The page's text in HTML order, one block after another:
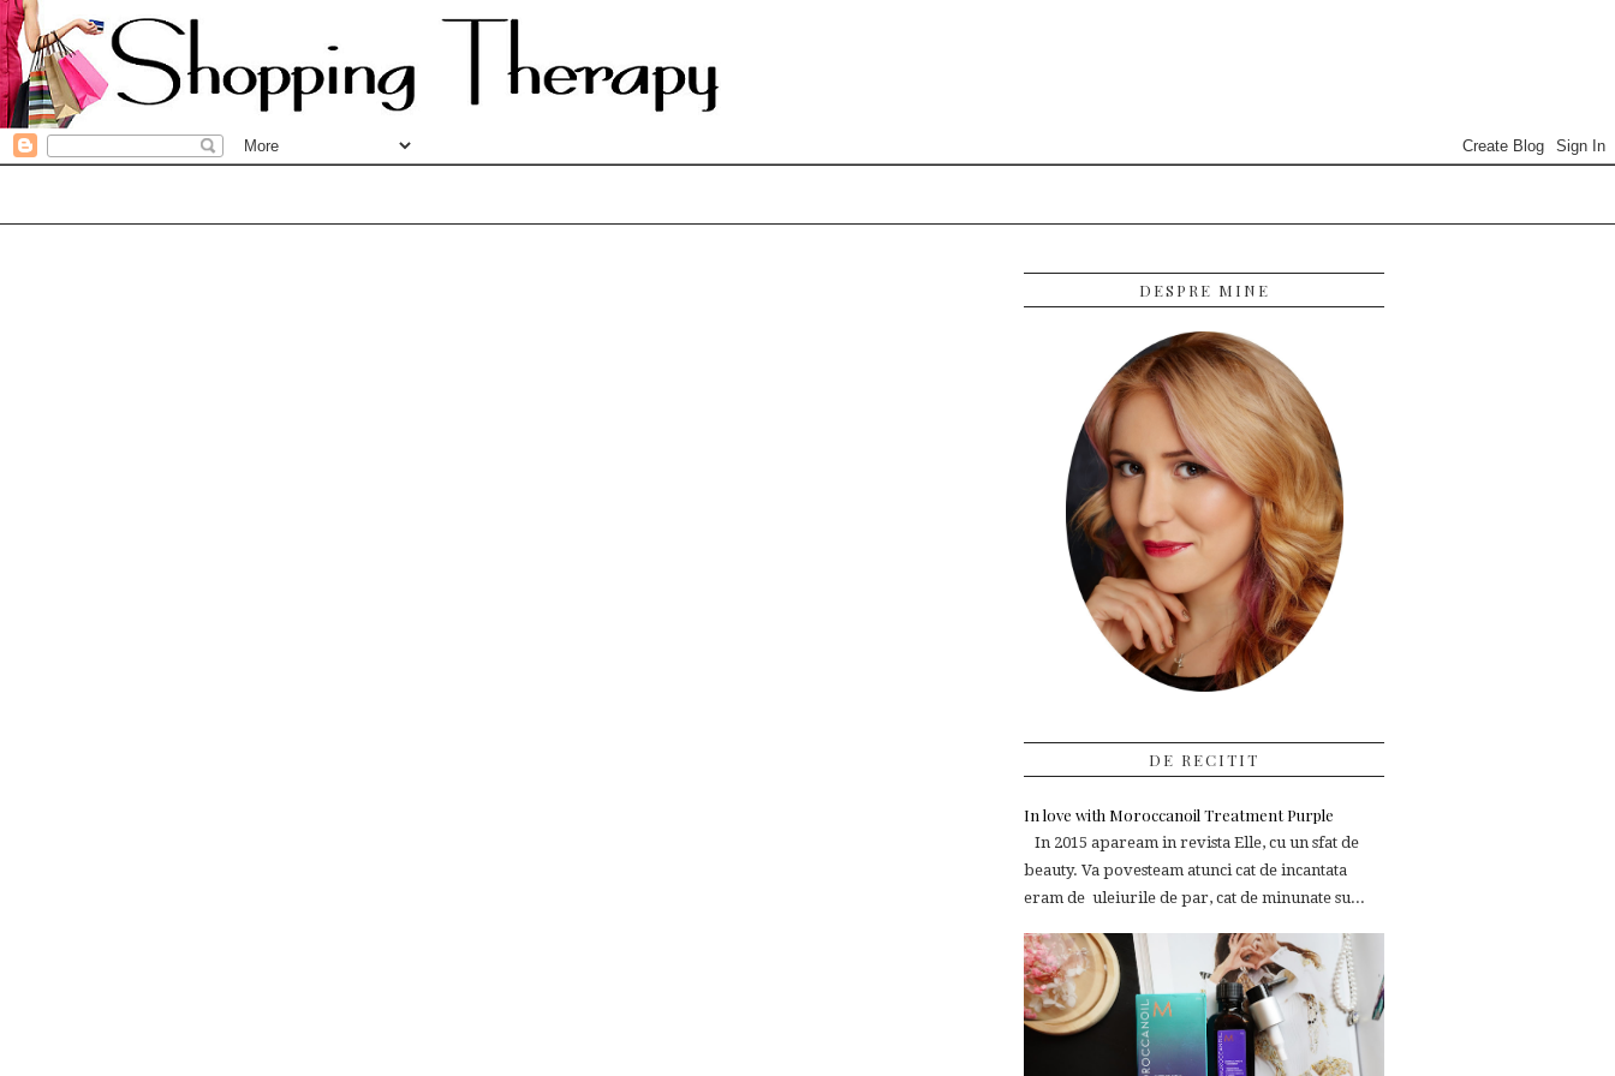
DESPRE MINE
DE RECITIT
In love with Moroccanoil Treatment Purple
In 2015 apaream in revista Elle, cu un sfat de
beauty. Va povesteam atunci cat de incantata
eram de uleiurile de par, cat de minunate su...